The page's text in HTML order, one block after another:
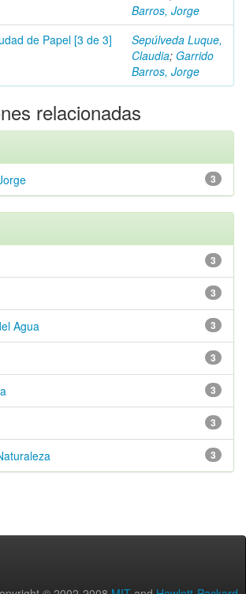
Barros, Jorge
de Papel [3 de 3]
Sepúlveda Luque,
Claudia; Garrido
Barros, Jorge
relacionadas
3
3
3
3
Agua
3
3
3
3